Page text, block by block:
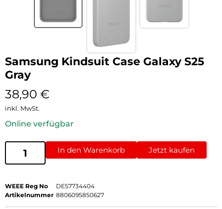
Samsung Kindsuit Case Galaxy S25
Gray
38,90 €
inkl. MwSt.
Online verfügbar
In den Warenkorb Jetzt kaufen
WEEE Reg No
DE57734404
Artikelnummer 8806095850627